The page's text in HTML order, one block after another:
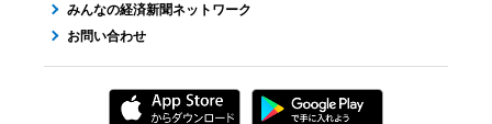
みんなの経済新聞ネットワーク
お問い合わせ